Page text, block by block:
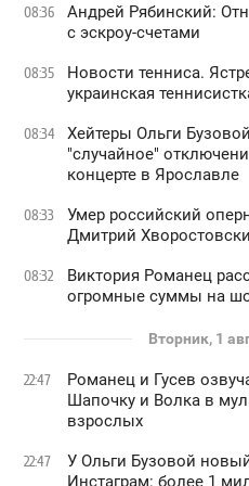
08:36
Андрей Рябинский:
с эскроу-счетами
08:35
Новости тенниса.
украинская
08:34
Хейтеры Ольги
"случайное"
концерте в Ярославле
08:33
Умер российский
Дмитрий
08:32
Виктория Романец
огромные суммы на
Вторник, 1
22:47
Романец и Гусев
Шапочку и Волка в
взрослых
22:47
У Ольги Бузовой
Инстаграм: более 1